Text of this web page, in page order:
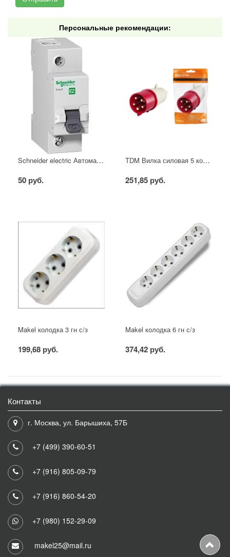
Персональные рекомендации:
Schneider electric Автоматический выключатель 1/40А
50 руб.
TDM Вилка силовая 5 контактов 16А 380В IP44
251,85 руб.
Makel колодка 3 гн с/з
199,68 руб.
Makel колодка 6 гн с/з
374,42 руб.
Контакты
г. Москва, ул. Барышиха, 57Б
+7 (499) 390-60-51
+7 (916) 805-09-79
+7 (916) 860-54-20
+7 (980) 152-29-09
makel25@mail.ru